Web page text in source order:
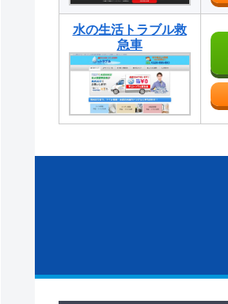
水の生活トラブル救
急車